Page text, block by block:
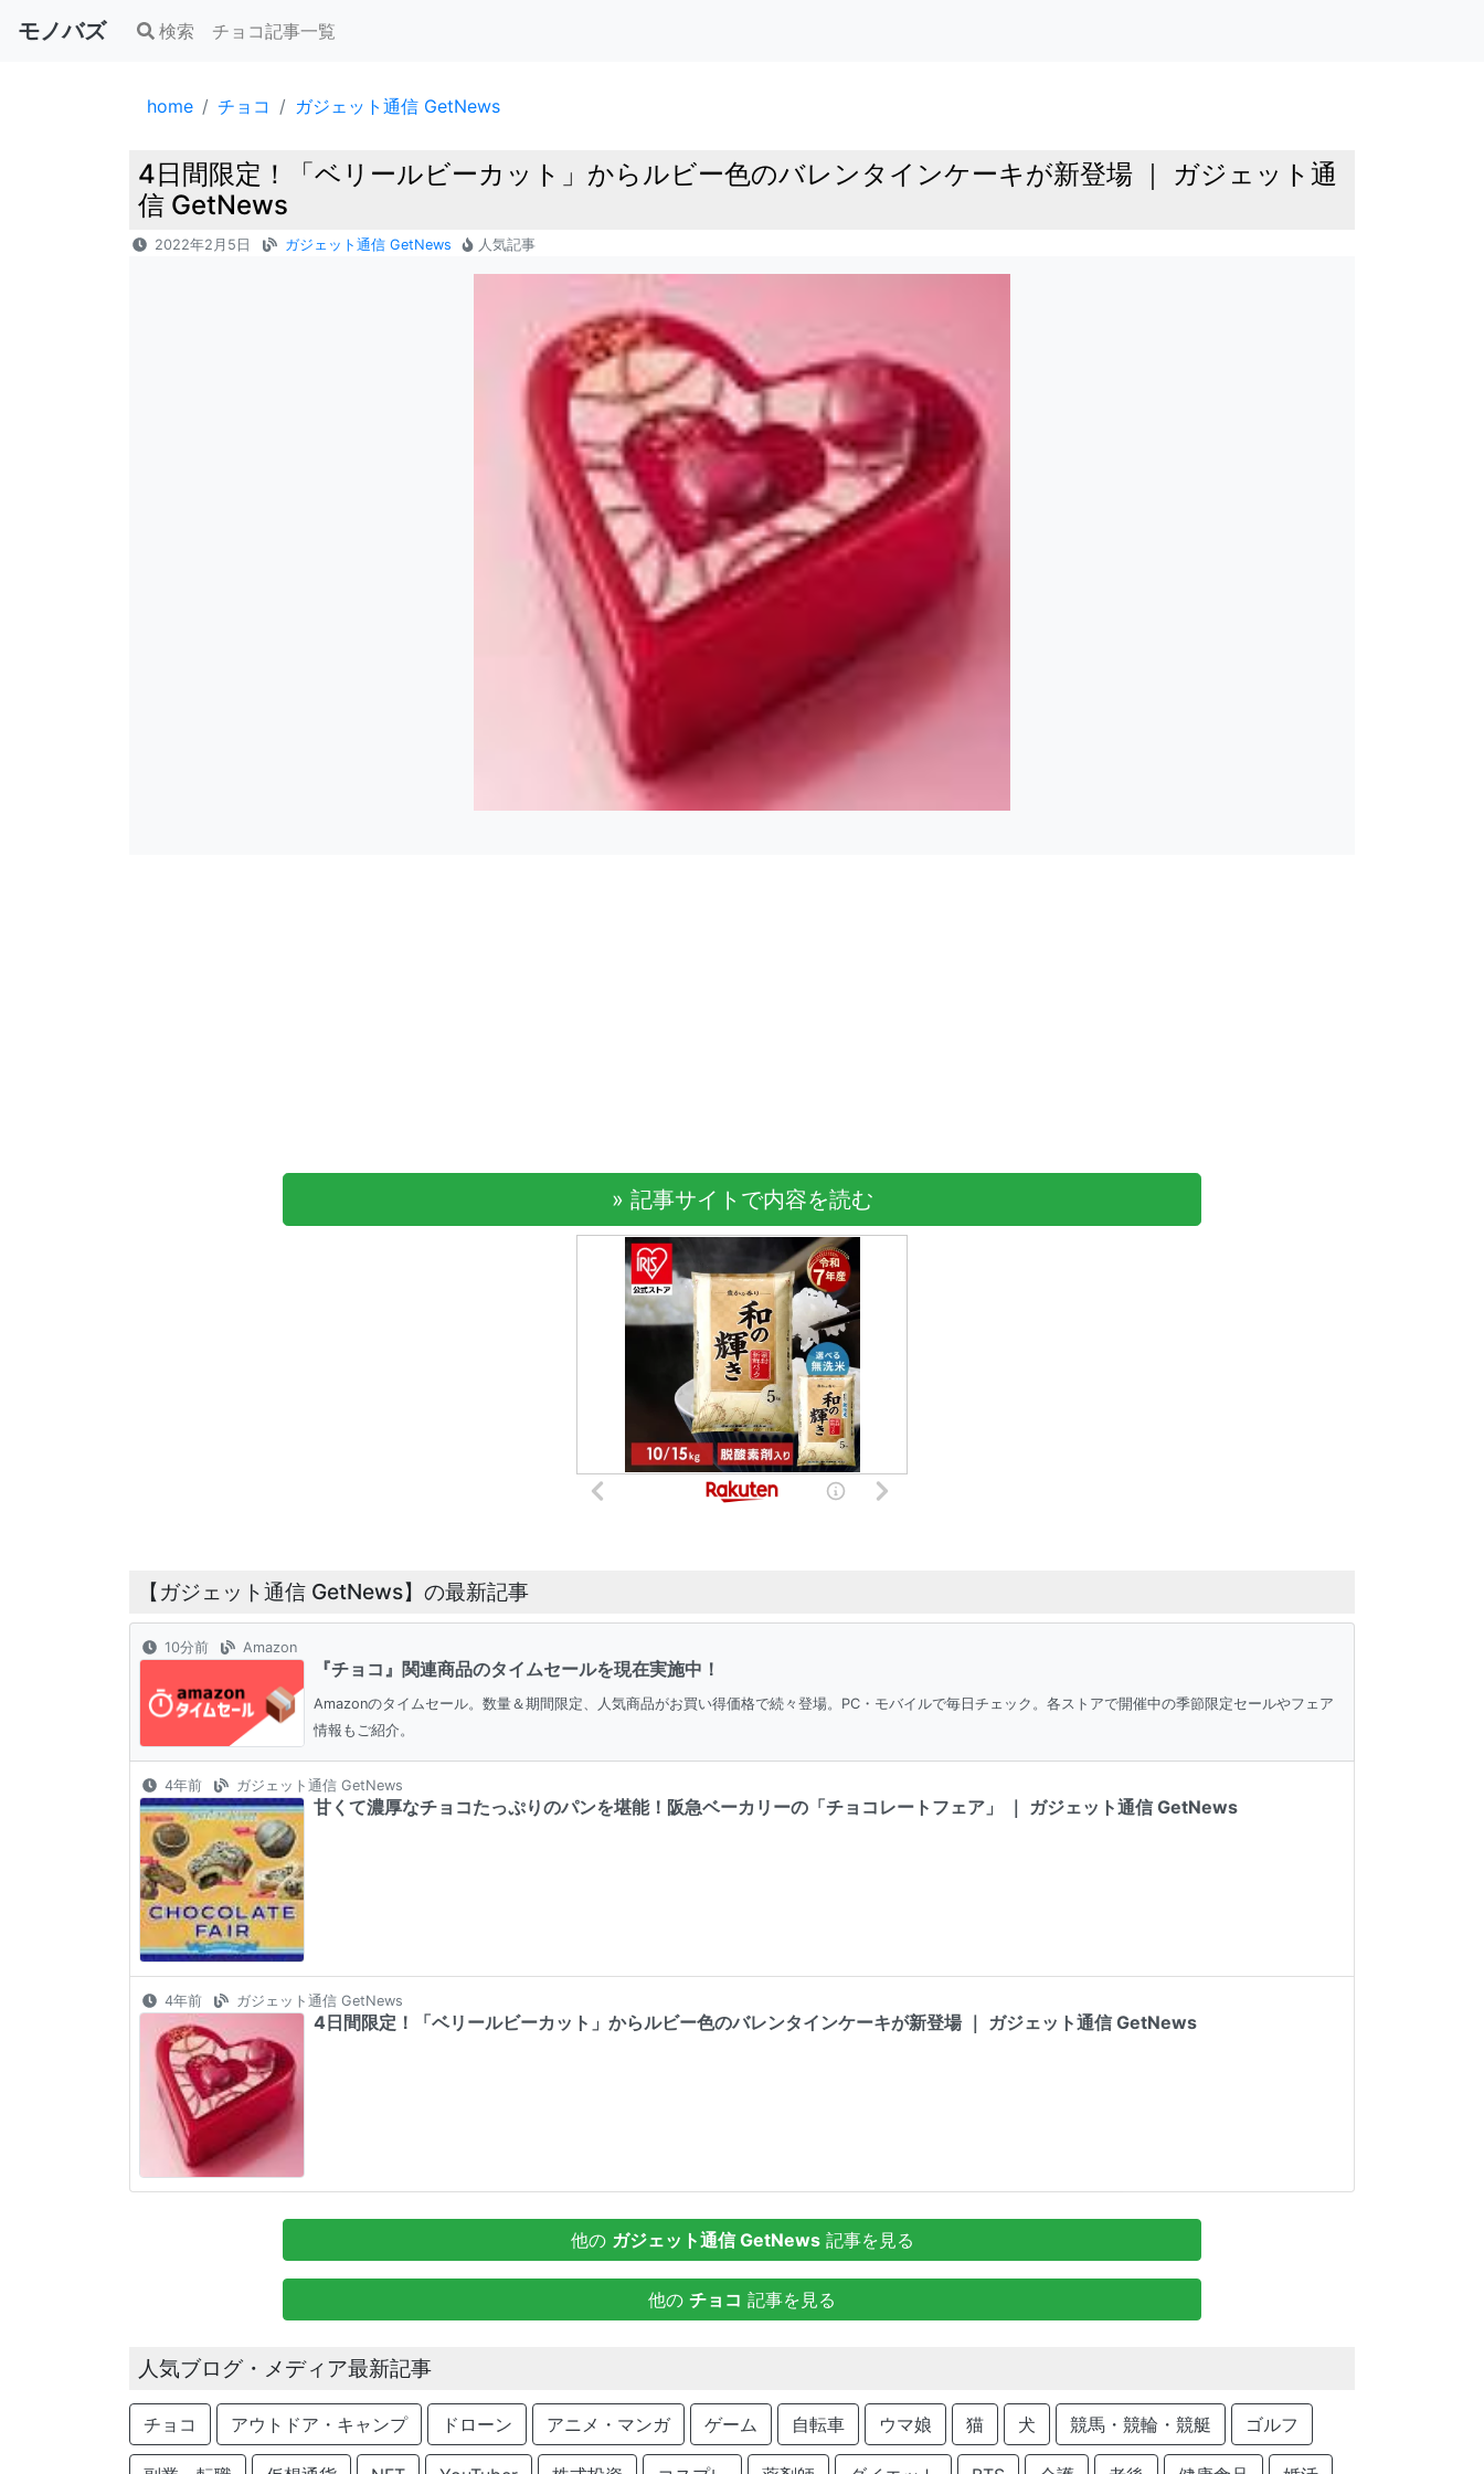
モノバズ 検索 チョコ記事一覧
home チョコ ガジェット通信 GetNews
4日間限定！「ベリールビーカット」からルビー色のバレンタインケーキが新登場 ｜ ガジェット通
信 GetNews
2022年2月5日 ガジェット通信 GetNews 人気記事
» 記事サイトで内容を読む
【ガジェット通信 GetNews】の最新記事
10分前 Amazon
『チョコ』関連商品のタイムセールを現在実施中！
Amazonのタイムセール。数量＆期間限定、人気商品がお買い得価格で続々登場。PC・モバイルで毎日チェック。各ストアで開催中の季節限定セールやフェア
情報もご紹介。
4年前 ガジェット通信 GetNews
甘くて濃厚なチョコたっぷりのパンを堪能！阪急ベーカリーの「チョコレートフェア」 ｜ ガジェット通信 GetNews
4年前 ガジェット通信 GetNews
4日間限定！「ベリールビーカット」からルビー色のバレンタインケーキが新登場 ｜ ガジェット通信 GetNews
他の ガジェット通信 GetNews記事を見る
他の チョコ 記事を見る
人気ブログ・メディア最新記事
チョコ アウトドア・キャンプ ドローン アニメ・マンガ ゲーム 自転車 ウマ娘 猫 犬 競馬・競輪・競艇 ゴルフ